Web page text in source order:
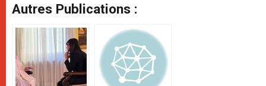
Autres Publications :